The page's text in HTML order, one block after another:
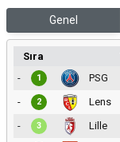
Genel
Sıra
-
1 PSG
-
2 Lens
-
3 Lille